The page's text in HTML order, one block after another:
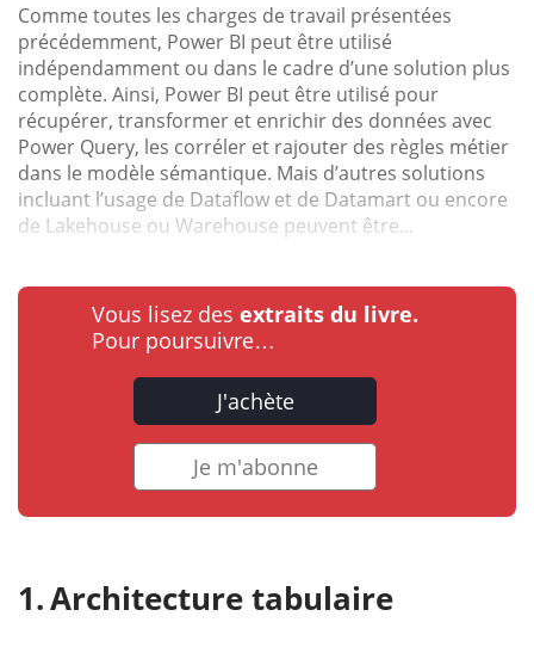
Comme toutes les charges de travail présentées
précédemment, Power BI peut être utilisé
indépendamment ou dans le cadre d’une solution plus
complète. Ainsi, Power BI peut être utilisé pour
récupérer, transformer et enrichir des données avec
Power Query, les corréler et rajouter des règles métier
dans le modèle sémantique. Mais d’autres solutions
incluant l’usage de Dataflow et de Datamart ou encore
de Lakehouse ou Warehouse peuvent être...
Vous lisez des extraits du livre.
Pour poursuivre…
J'achète
Je m'abonne
Architecture tabulaire